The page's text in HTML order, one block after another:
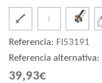
Referencia: FI53191
Referencia alternativa:
39,93€